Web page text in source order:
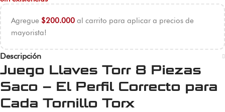
Agregue $200.000 al carrito para aplicar a precios de
mayorista!
Descripción
Juego Llaves Torr 8 Piezas
Saco – El Perfil Correcto para
Cada Tornillo Torx